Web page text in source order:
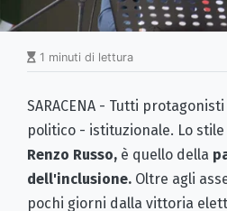
1 minuti di lettura
SARACENA - Tutti
politico - istituzionale. Lo
Renzo Russo, è quello della
dell'inclusione. Oltre agli
pochi giorni dalla vittoria